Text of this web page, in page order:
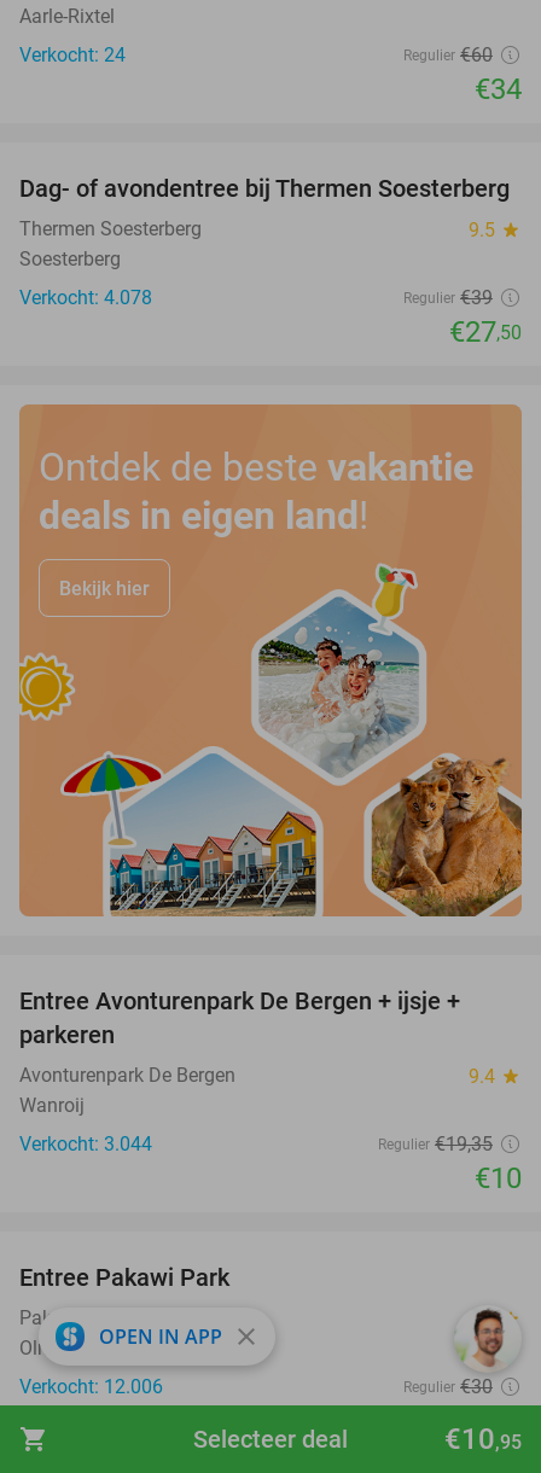
shopping_cart €10,95
Selecteer deal
Aarle-Rixtel
Verkocht: 24
Regulier €60
€34
29%
Dag- of avondentree bij Thermen Soesterberg
Thermen Soesterberg 9.5 star
Soesterberg
Verkocht: 4.078
Regulier €39
€27,50
Ontdek de beste vakantie
deals in eigen land!
Bekijk hier
Entree Avonturenpark De Bergen + ijsje +
parkeren
Avonturenpark De Bergen 9.4 star
Wanroij
Verkocht: 3.044
Regulier €19,35
€10
Entree Pakawi Park
Pakawi Park 8.9star
Olmen
Verkocht: 12.006
Regulier €30
€21
favorite_border
OPEN IN APP close